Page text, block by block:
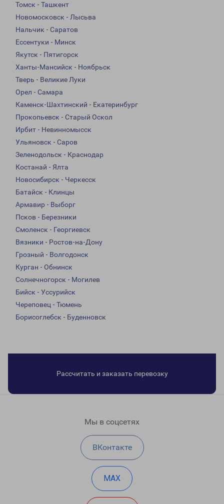
Томск - Ташкент
Новомосковск - Лысьва
Нальчик - Саратов
Ессентуки - Минск
Якутск - Пятигорск
Ханты-Мансийск - Ноябрьск
Тверь - Великие Луки
Орел - Самара
Каменск-Шахтинский - Екатеринбург
Прокопьевск - Старый Оскол
Ирбит - Невинномысск
Ульяновск - Саров
Зеленодольск - Краснодар
Костанай - Ялта
Новосибирск - Черкесск
Батайск - Клинцы
Армавир - Выборг
Псков - Березники
Смоленск - Георгиевск
Вязники - Ростов-на-Дону
Грозный - Волгодонск
Курган - Обнинск
Солнечногорск - Могилев
Бийск - Уссурийск
Череповец - Тюмень
Борисоглебск - Буденновск
Рассчитать и заказать перевозку
Мы в соцсетях
ВКонтакте
MAX